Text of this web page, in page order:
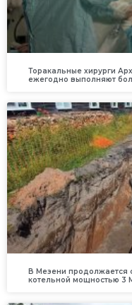
Торакальные хирурги
ежегодно выполняют
В Мезени продолжается
котельной мощностью 3